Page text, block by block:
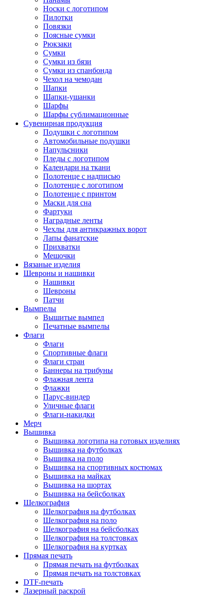
Носки с логотипом
Пилотки
Повязки
Поясные сумки
Рюкзаки
Сумки
Сумки из бязи
Сумки из спанбонда
Чехол на чемодан
Шапки
Шапки-ушанки
Шарфы
Шарфы сублимационные
Сувенирная продукция
Подушки с логотипом
Автомобильные подушки
Напульсники
Пледы с логотипом
Календари на ткани
Полотенце с надписью
Полотенце с логотипом
Полотенце с принтом
Маски для сна
Фартуки
Наградные ленты
Чехлы для антикражных ворот
Лапы фанатские
Прихватки
Мешочки
Вязаные изделия
Шевроны и нашивки
Нашивки
Шевроны
Патчи
Вымпелы
Вышитые вымпел
Печатные вымпелы
Флаги
Флаги
Спортивные флаги
Флаги стран
Баннеры на трибуны
Флажная лента
Флажки
Парус-виндер
Уличные флаги
Флаги-накидки
Мерч
Вышивка
Вышивка логотипа на готовых изделиях
Вышивка на футболках
Вышивка на поло
Вышивка на спортивных костюмах
Вышивка на майках
Вышивка на шортах
Вышивка на бейсболках
Шелкография
Шелкография на футболках
Шелкография на поло
Шелкография на бейсболках
Шелкография на толстовках
Шелкография на куртках
Прямая печать
Прямая печать на футболках
Прямая печать на толстовках
DTF-печать
Лазерный раскрой